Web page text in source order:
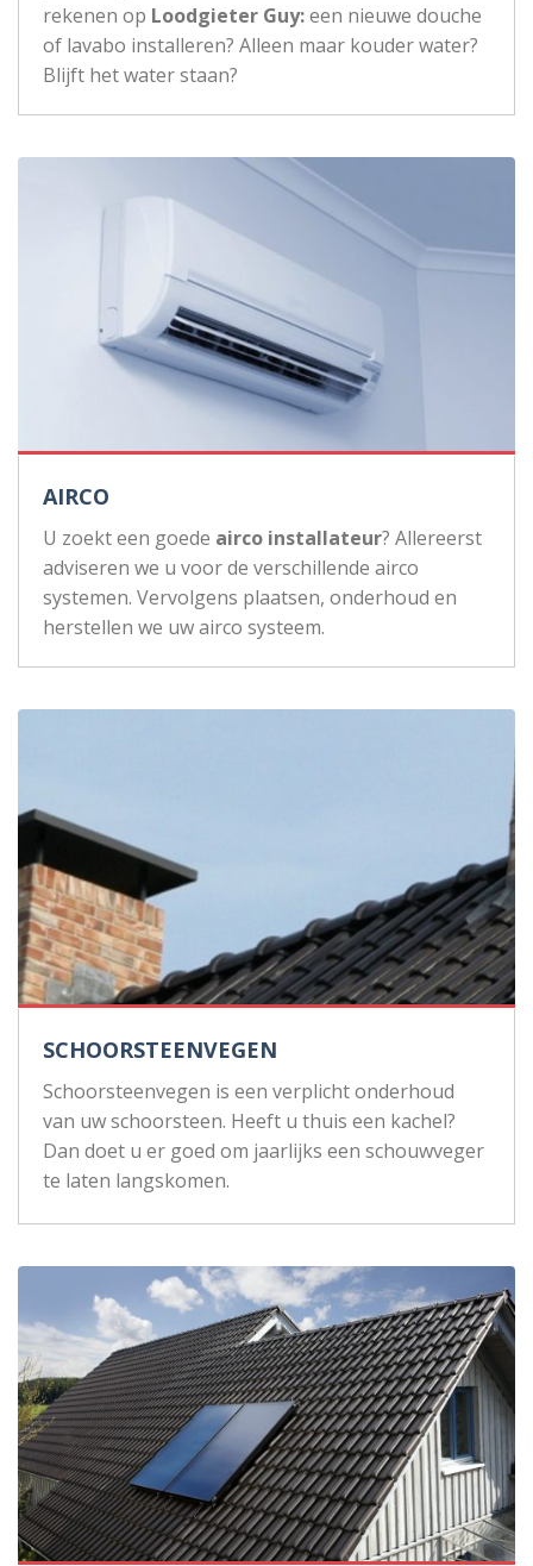
rekenen op Loodgieter Guy:een nieuwe douche
of lavabo installeren? Alleen maar kouder water?
Blijft het water staan?
AIRCO
U zoekt een goede airco installateur? Allereerst
adviseren we u voor de verschillende airco
systemen. Vervolgens plaatsen, onderhoud en
herstellen we uw airco systeem.
SCHOORSTEENVEGEN
Schoorsteenvegen is een verplicht onderhoud
van uw schoorsteen. Heeft u thuis een kachel?
Dan doet u er goed om jaarlijks een schouwveger
te laten langskomen.